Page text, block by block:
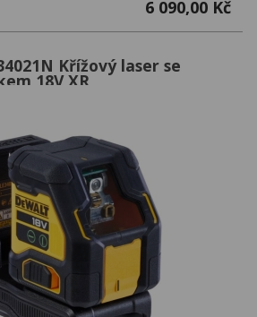
6 090,00 Kč
Křížový laser se
18V XR